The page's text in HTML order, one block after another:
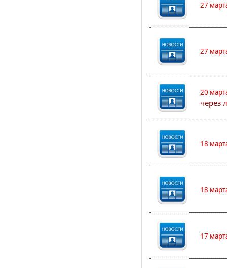
27
27
20
через
18
18
17